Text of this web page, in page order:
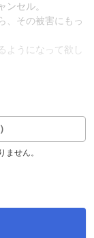
セル。
、その被害にもっ
うになって欲し
せん。